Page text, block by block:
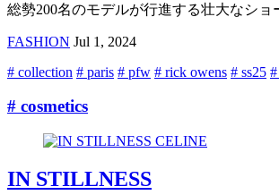
総勢200名のモデルが行進する壮大なショ
FASHION Jul 1, 2024
# collection # paris # pfw # rick owens # ss25
# cosmetics
IN STILLNESS